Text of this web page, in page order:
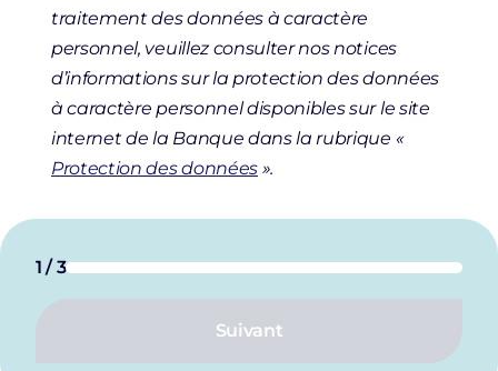
traitement des données à caractère
personnel, veuillez consulter nos notices
d’informations sur la protection des données
à caractère personnel disponibles sur le site
internet de la Banque dans la rubrique «
Protection des données».
1 / 3
Suivant